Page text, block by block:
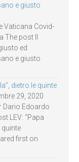
e giusto
Vaticana Covid-
The post Il
ed
e giusto
dietro le quinte
29, 2020
Edoardo
LEV: “Papa
quinte
first on